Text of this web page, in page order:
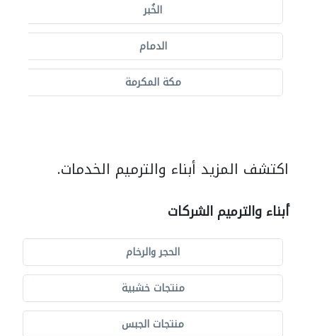
الخُبر
الدمام
مكة المكرمة
اكتشف المزيد أبناء والترميم الخدمات.
أبناء والترميم الشركات
الحجر والرخام
منتجات خشبية
منتجات الجبس